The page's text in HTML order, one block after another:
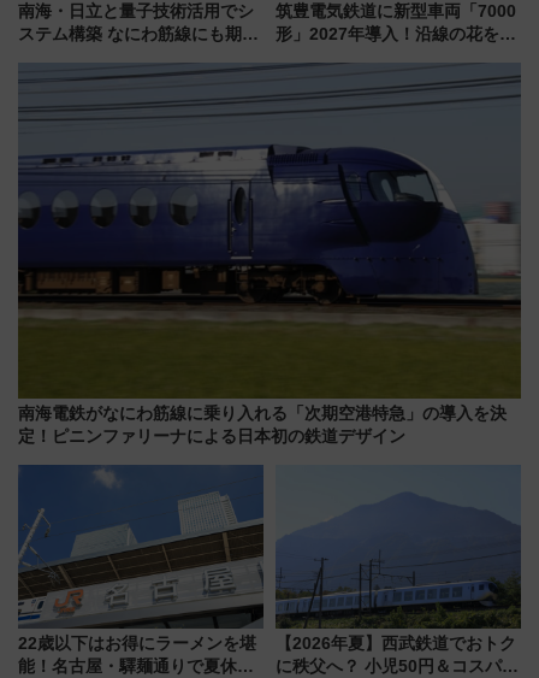
南海・日立と量子技術活用でシ
ステム構築 なにわ筋線にも期待
筑豊電気鉄道に新型車両「7000
形」2027年導入！沿線の花をイ
内は落ち着いたゆとりある空間
に
南海電鉄がなにわ筋線に乗り入れる「次期空港特急」の導入を決
定！ピニンファリーナによる日本初の鉄道デザイン
22歳以下はお得にラーメンを堪
能！名古屋・驛麺通りで夏休み
【2026年夏】西武鉄道でおトク
に秩父へ？ 小児50円＆コスパ最